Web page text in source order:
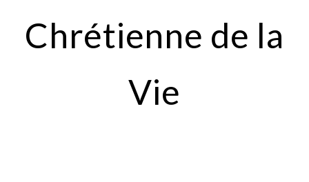
Chrétienne de la
Vie